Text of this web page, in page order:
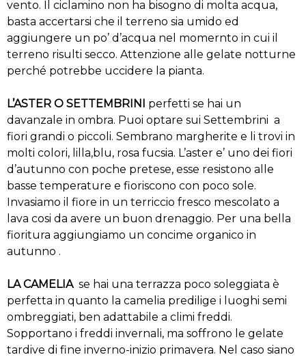
vento. Il ciclamino non ha bisogno di molta acqua,
basta accertarsi che il terreno sia umido ed
aggiungere un po’ d’acqua nel momernto in cui il
terreno risulti secco. Attenzione alle gelate notturne
perché potrebbe uccidere la pianta.
L’ASTER O SETTEMBRINI perfetti se hai un
davanzale in ombra. Puoi optare sui Settembrini a
fiori grandi o piccoli. Sembrano margherite e li trovi in
molti colori, lilla,blu, rosa fucsia. L’aster e’ uno dei fiori
d’autunno con poche pretese, esse resistono alle
basse temperature e fioriscono con poco sole.
Invasiamo il fiore in un terriccio fresco mescolato a
lava cosi da avere un buon drenaggio. Per una bella
fioritura aggiungiamo un concime organico in
autunno .
LA CAMELIAse hai una terrazza poco soleggiata è
perfetta in quanto la camelia predilige i luoghi semi
ombreggiati, ben adattabile a climi freddi.
Sopportano i freddi invernali, ma soffrono le gelate
tardive di fine inverno-inizio primavera. Nel caso siano